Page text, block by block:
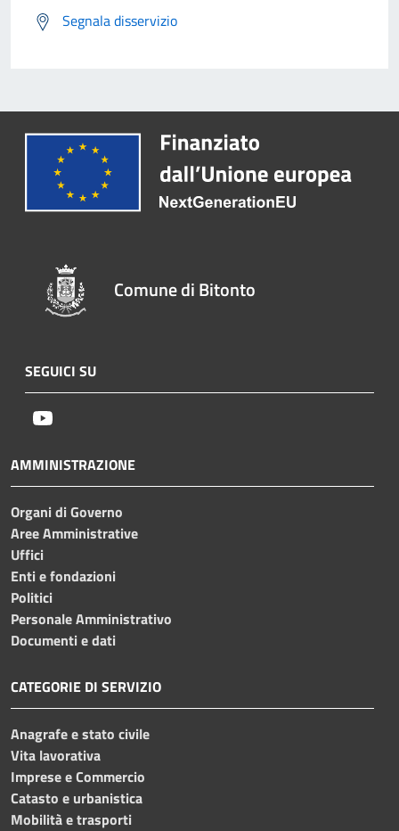
Segnala disservizio
Comune di Bitonto
SEGUICI SU
AMMINISTRAZIONE
Organi di Governo
Aree Amministrative
Uffici
Enti e fondazioni
Politici
Personale Amministrativo
Documenti e dati
CATEGORIE DI SERVIZIO
Anagrafe e stato civile
Vita lavorativa
Imprese e Commercio
Catasto e urbanistica
Mobilità e trasporti